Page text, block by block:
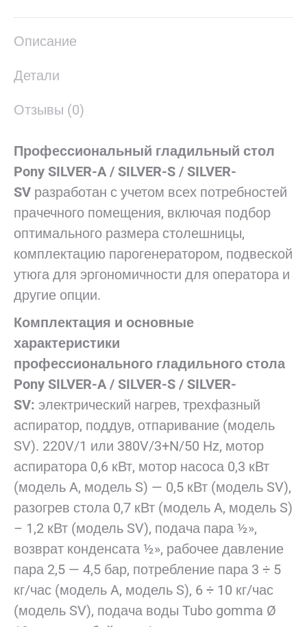
Описание
Детали
Отзывы (0)
Профессиональный гладильный стол
Pony SILVER-A / SILVER-S / SILVER-
SV разработан с учетом всех потребностей
прачечного помещения, включая подбор
оптимального размера столешницы,
комплектацию парогенератором, подвеской
утюга для эргономичности для оператора и
другие опции.
Комплектация и основные
характеристики
профессионального гладильного стола
Pony SILVER-A / SILVER-S / SILVER-
SV: электрический нагрев, трехфазный
аспиратор, поддув, отпаривание (модель
SV). 220V/1 или 380V/3+N/50 Hz, мотор
аспиратора 0,6 кВт, мотор насоса 0,3 кВт
(модель A, модель S) — 0,5 кВт (модель SV),
разогрев стола 0,7 кВт (модель A, модель S)
– 1,2 кВт (модель SV), подача пара ½»,
возврат конденсата ½», рабочее давление
пара 2,5 — 4,5 бар, потребление пара 3 ÷ 5
кг/час (модель A, модель S), 6 ÷ 10 кг/час
(модель SV), подача воды Tubo gomma Ø